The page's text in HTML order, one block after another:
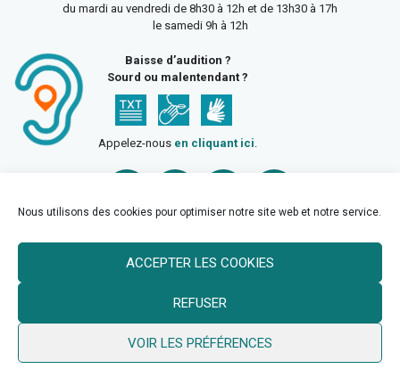
Nous utilisons des cookies pour optimiser notre site web et notre service.
ACCEPTER LES COOKIES
REFUSER
VOIR LES PRÉFÉRENCES
du mardi au vendredi de 8h30 à 12h et de 13h30 à 17h
le samedi 9h à 12h
Baisse d’audition ?
Sourd ou malentendant ?
Appelez-nous en cliquant ici.
© 2026 Ville de Billy Berclau —neoweb.fr